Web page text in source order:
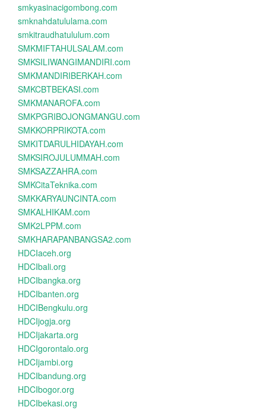
smkyasinacigombong.com
smknahdatululama.com
smkitraudhatululum.com
SMKMIFTAHULSALAM.com
SMKSILIWANGIMANDIRI.com
SMKMANDIRIBERKAH.com
SMKCBTBEKASI.com
SMKMANAROFA.com
SMKPGRIBOJONGMANGU.com
SMKKORPRIKOTA.com
SMKITDARULHIDAYAH.com
SMKSIROJULUMMAH.com
SMKSAZZAHRA.com
SMKCitaTeknika.com
SMKKARYAUNCINTA.com
SMKALHIKAM.com
SMK2LPPM.com
SMKHARAPANBANGSA2.com
HDCIaceh.org
HDCIbali.org
HDCIbangka.org
HDCIbanten.org
HDCIBengkulu.org
HDCIjogja.org
HDCIjakarta.org
HDCIgorontalo.org
HDCIjambi.org
HDCIbandung.org
HDCIbogor.org
HDCIbekasi.org